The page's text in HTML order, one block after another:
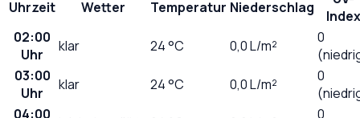
Uhrzeit
Wetter Temperatur Niederschlag
Index
02:00
Uhr
klar 24°C 0,0L/m²
0
03:00
Uhr
klar 24°C 0,0L/m²
0
04:00
0